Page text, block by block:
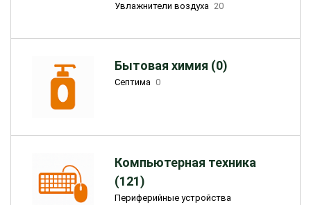
Увлажнители воздуха 20
Бытовая химия (0)
Септима 0
Компьютерная техника
(121)
Периферийные устройства